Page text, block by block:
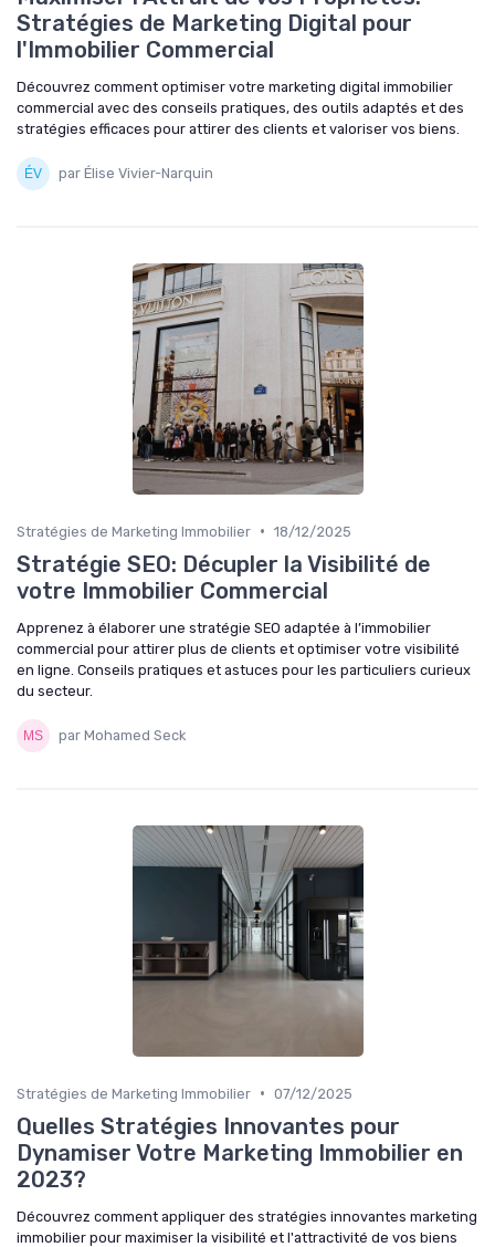
Stratégies de Marketing Digital pour
l'Immobilier Commercial
Découvrez comment optimiser votre marketing digital immobilier
commercial avec des conseils pratiques, des outils adaptés et des
stratégies efficaces pour attirer des clients et valoriser vos biens.
par Élise Vivier-Narquin
Stratégies de Marketing Immobilier • 18/12/2025
Stratégie SEO: Décupler la Visibilité de
votre Immobilier Commercial
Apprenez à élaborer une stratégie SEO adaptée à l’immobilier
commercial pour attirer plus de clients et optimiser votre visibilité
en ligne. Conseils pratiques et astuces pour les particuliers curieux
du secteur.
par Mohamed Seck
Stratégies de Marketing Immobilier • 07/12/2025
Quelles Stratégies Innovantes pour
Dynamiser Votre Marketing Immobilier en
2023?
Découvrez comment appliquer des stratégies innovantes marketing
immobilier pour maximiser la visibilité et l'attractivité de vos biens